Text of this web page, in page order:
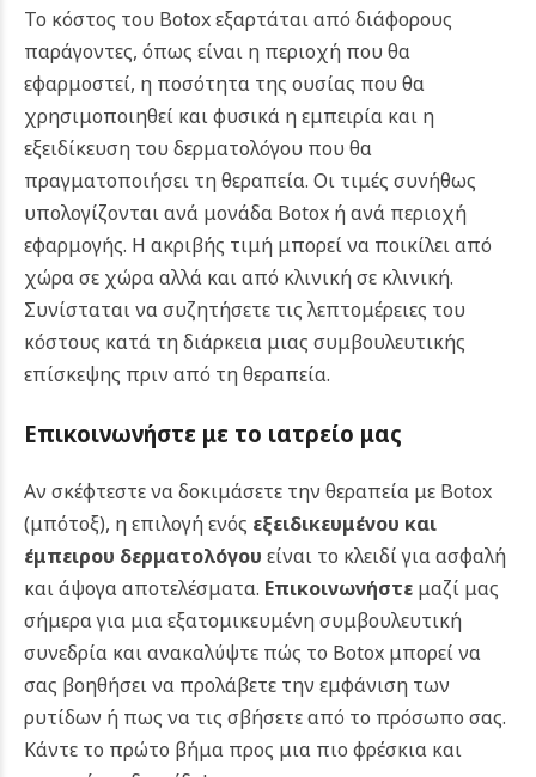
Το κόστος του Botox εξαρτάται από διάφορους
παράγοντες, όπως είναι η περιοχή που θα
εφαρμοστεί, η ποσότητα της ουσίας που θα
χρησιμοποιηθεί και φυσικά η εμπειρία και η
εξειδίκευση του δερματολόγου που θα
πραγματοποιήσει τη θεραπεία. Οι τιμές συνήθως
υπολογίζονται ανά μονάδα Botox ή ανά περιοχή
εφαρμογής. Η ακριβής τιμή μπορεί να ποικίλει από
χώρα σε χώρα αλλά και από κλινική σε κλινική.
Συνίσταται να συζητήσετε τις λεπτομέρειες του
κόστους κατά τη διάρκεια μιας συμβουλευτικής
επίσκεψης πριν από τη θεραπεία.
Επικοινωνήστε με το ιατρείο μας
Αν σκέφτεστε να δοκιμάσετε την θεραπεία με Botox
(μπότοξ), η επιλογή ενός εξειδικευμένου και
έμπειρου δερματολόγου είναι το κλειδί για ασφαλή
και άψογα αποτελέσματα. Επικοινωνήστε μαζί μας
σήμερα για μια εξατομικευμένη συμβουλευτική
συνεδρία και ανακαλύψτε πώς το Botox μπορεί να
σας βοηθήσει να προλάβετε την εμφάνιση των
ρυτίδων ή πως να τις σβήσετε από το πρόσωπο σας.
Κάντε το πρώτο βήμα προς μια πιο φρέσκια και